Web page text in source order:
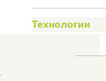
Технологии